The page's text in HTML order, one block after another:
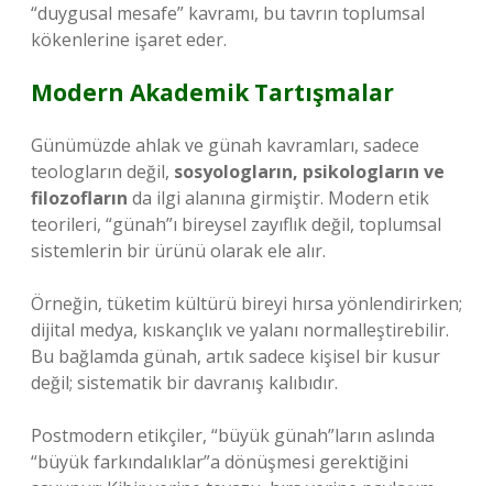
“duygusal mesafe” kavramı, bu tavrın toplumsal
kökenlerine işaret eder.
Modern Akademik Tartışmalar
Günümüzde ahlak ve günah kavramları, sadece
teologların değil, sosyologların, psikologların ve
filozofların da ilgi alanına girmiştir. Modern etik
teorileri, “günah”ı bireysel zayıflık değil, toplumsal
sistemlerin bir ürünü olarak ele alır.
Örneğin, tüketim kültürü bireyi hırsa yönlendirirken;
dijital medya, kıskançlık ve yalanı normalleştirebilir.
Bu bağlamda günah, artık sadece kişisel bir kusur
değil; sistematik bir davranış kalıbıdır.
Postmodern etikçiler, “büyük günah”ların aslında
“büyük farkındalıklar”a dönüşmesi gerektiğini